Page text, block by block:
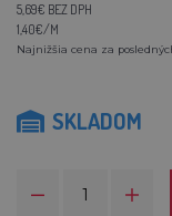
5,69€ BEZ DPH
1,40€/M
Najnižšia cena za
SKLADOM